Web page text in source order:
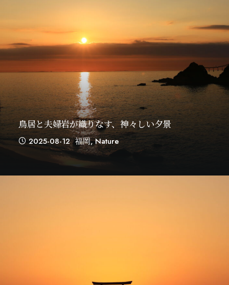
鳥居と夫婦岩が織りなす、神々しい夕景
2025-08-12 福岡,Nature